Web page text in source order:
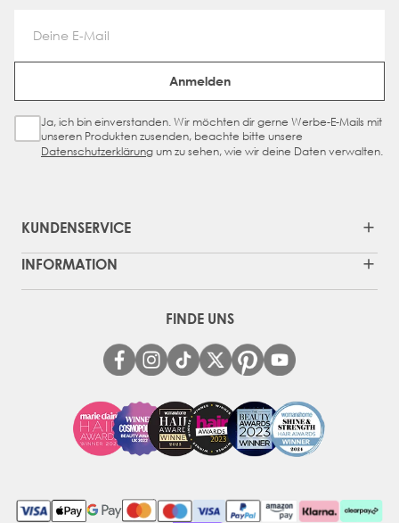
Email Address
Anmelden
Sign Up Checkbox
Ja, ich bin einverstanden. Wir möchten dir gerne Werbe-E-Mails mit
unseren Produkten zusenden, beachte bitte unsere
Datenschutzerklärungum zu sehen, wie wir deine Daten verwalten.
KUNDENSERVICE
INFORMATION
FINDE UNS